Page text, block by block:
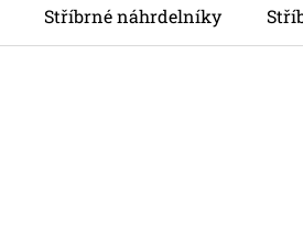
Stříbrné náhrdelníky